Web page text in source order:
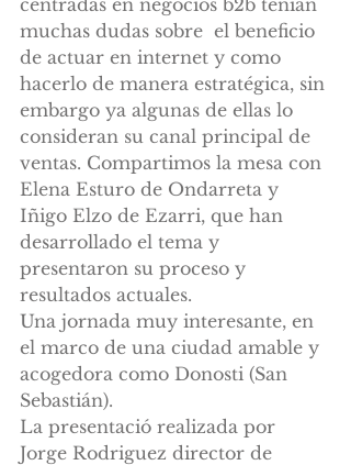
centradas en negocios b2b tenían
muchas dudas sobre  el beneficio
de actuar en internet y como
hacerlo de manera estratégica, sin
embargo ya algunas de ellas lo
consideran su canal principal de
ventas. Compartimos la mesa con
Elena Esturo de Ondarreta y
Iñigo Elzo de Ezarri, que han
desarrollado el tema y
presentaron su proceso y
resultados actuales.
Una jornada muy interesante, en
el marco de una ciudad amable y
acogedora como Donosti (San
Sebastián).
La presentació realizada por
Jorge Rodriguez director de